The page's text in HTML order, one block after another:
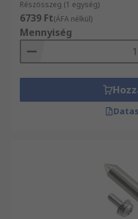
Részösszeg (1 egység)
6739 Ft(ÁFA nélkül)
Mennyiség